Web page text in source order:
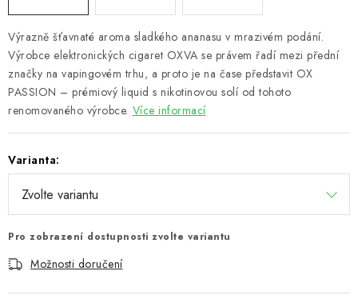
Výrazně šťavnaté aroma sladkého ananasu v mrazivém podání.
Výrobce elektronických cigaret OXVA se právem řadí mezi přední
značky na vapingovém trhu, a proto je na čase představit OX
PASSION – prémiový liquid s nikotinovou solí od tohoto
renomovaného výrobce. Více informací
Varianta:
Pro zobrazení dostupnosti zvolte variantu
Možnosti doručení